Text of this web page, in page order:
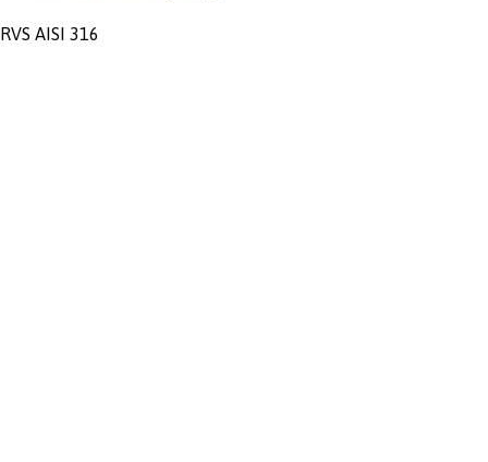
RVS AISI 316